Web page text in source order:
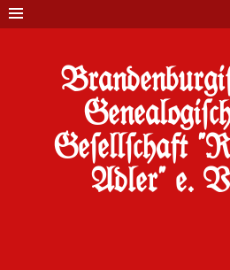
Ge#ell#chaft
Adler" e.